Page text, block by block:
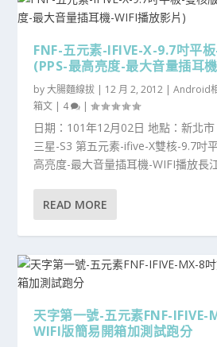
FNF-五元素-IFIVE-X-9.7吋平
(PPS-最高亮度-最大音量插耳
by大腸麵線拔 | 12 月 2, 2012 |Android
箱文 | 4 |
日期：101年12月02日 地點：新北市
三星-S3 第五元素-ifive-X雙核-9.7吋
高亮度-最大音量插耳機-WIFI播放長
READ MORE
天字第一號-五元素FNF-IFIVE-
WIFI版簡易開箱加測試跑分